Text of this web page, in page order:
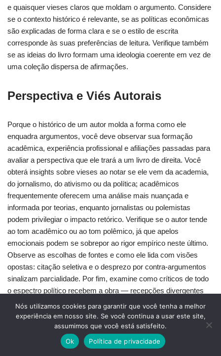
e quaisquer vieses claros que moldam o argumento. Considere
se o contexto histórico é relevante, se as políticas econômicas
são explicadas de forma clara e se o estilo de escrita
corresponde às suas preferências de leitura. Verifique também
se as ideias do livro formam uma ideologia coerente em vez de
uma coleção dispersa de afirmações.
Perspectiva e Viés Autorais
Porque o histórico de um autor molda a forma como ele
enquadra argumentos, você deve observar sua formação
acadêmica, experiência profissional e afiliações passadas para
avaliar a perspectiva que ele trará a um livro de direita. Você
obterá insights sobre vieses ao notar se ele vem da academia,
do jornalismo, do ativismo ou da política; acadêmicos
frequentemente oferecem uma análise mais nuançada e
informada por teorias, enquanto jornalistas ou polemistas
podem privilegiar o impacto retórico. Verifique se o autor tende
ao tom acadêmico ou ao tom polêmico, já que apelos
emocionais podem se sobrepor ao rigor empírico neste último.
Observe as escolhas de fontes e como ele lida com visões
opostas: citação seletiva e o desprezo por contra-argumentos
sinalizam parcialidade. Por fim, examine como críticos de todo
o espectro político recebem a obra — recepções divergentes
podem revelar pontos cegos e ajudá-lo a avaliar a credibilidade
antes de se comprometer com um livro.
Contexto Histórico Relevância
Nós utilizamos cookies para garantir que você tenha a melhor
experiência em nosso site. Se você continua a usar este site,
assumimos que você está satisfeito.
Ok
Política de privacidade